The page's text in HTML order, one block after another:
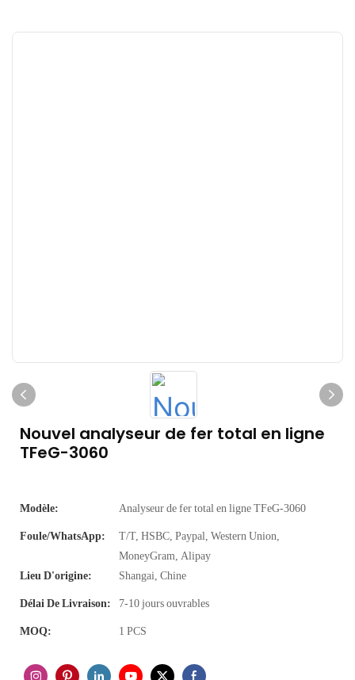
Nouvel analyseur de fer total en ligne
TFeG-3060
Modèle: Analyseur de fer total en ligne TFeG-3060
Foule/WhatsApp:
T/T, HSBC, Paypal, Western Union,
MoneyGram, Alipay
Lieu D'origine:
Shangai, Chine
Délai De Livraison: 7-10 jours ouvrables
MOQ: 1 PCS